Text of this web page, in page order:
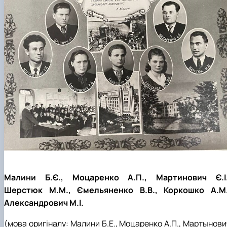
Малини Б.Є., Моцаренко А.П., Мартинович
Шерстюк М.М., Ємельяненко В.В., Коркошко
Александрович М.І.
(мова оригіналу: Малини Б.Е., Моцаренко А.П.,